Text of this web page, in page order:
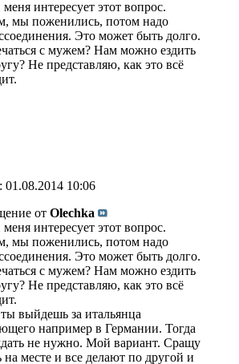
интересует этот вопрос.
мы поженились, потом надо
Это может быть долго.
с мужем? Нам можно ездить
Не представляю, как это всё
01.08.2014 10:06
от Olechka
интересует этот вопрос.
мы поженились, потом надо
Это может быть долго.
с мужем? Нам можно ездить
Не представляю, как это всё
выйдешь за итальянца
например в Германии. Тогда
не нужно. Мой вариант. Сращу
на месте и все делают по другой и